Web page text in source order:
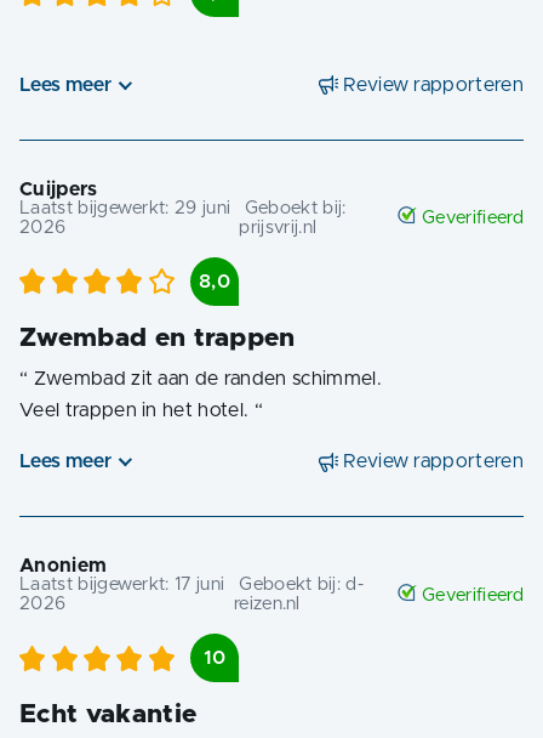
Lees meer Review rapporteren
Cuijpers
Laatst bijgewerkt: 29 juni
2026
Geboekt bij:
prijsvrij.nl
Geverifieerd
8,0
Zwembad en trappen
“ Zwembad zit aan de randen schimmel.
Veel trappen in het hotel. “
Lees meer Review rapporteren
Anoniem
Laatst bijgewerkt: 17 juni
2026
Geboekt bij:d-
reizen.nl
Geverifieerd
10
Echt vakantie